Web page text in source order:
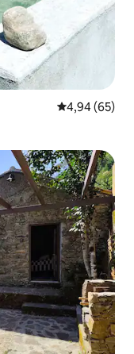
4,94 av 5 i
4,94 (65)